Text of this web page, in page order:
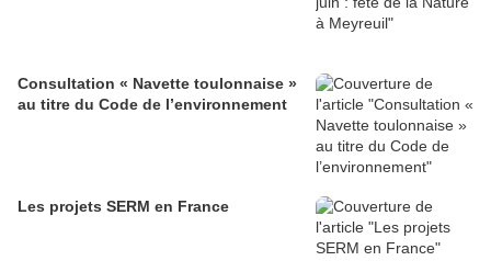
Consultation « Navette toulonnaise »
au titre du Code de l’environnement
Les projets SERM en France